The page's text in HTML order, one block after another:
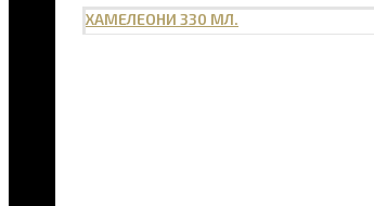
ХАМЕЛЕОНИ 330 МЛ.